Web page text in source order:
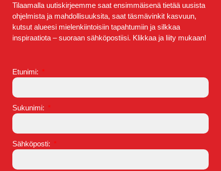
Tilaamalla uutiskirjeemme saat ensimmäisenä tietää uusista
ohjelmista ja mahdollisuuksita, saat täsmävinkit kasvuun,
kutsut alueesi mielenkiintoisiin tapahtumiin ja silkkaa
inspiraatiota – suoraan sähköpostiisi. Klikkaa ja liity mukaan!
Etunimi:
Sukunimi:
Sähköposti: